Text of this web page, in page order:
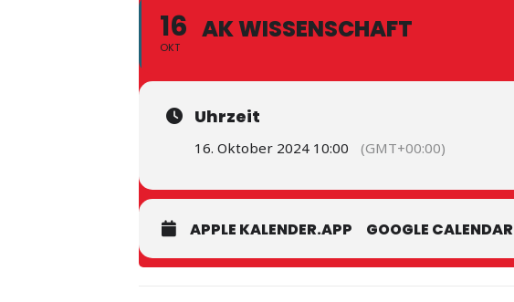
16
OKT
AK WISSENSCHAFT
Uhrzeit
16. Oktober 2024 10:00 (GMT+00:00)
APPLE KALENDER.APP GOOGLE CALENDAR